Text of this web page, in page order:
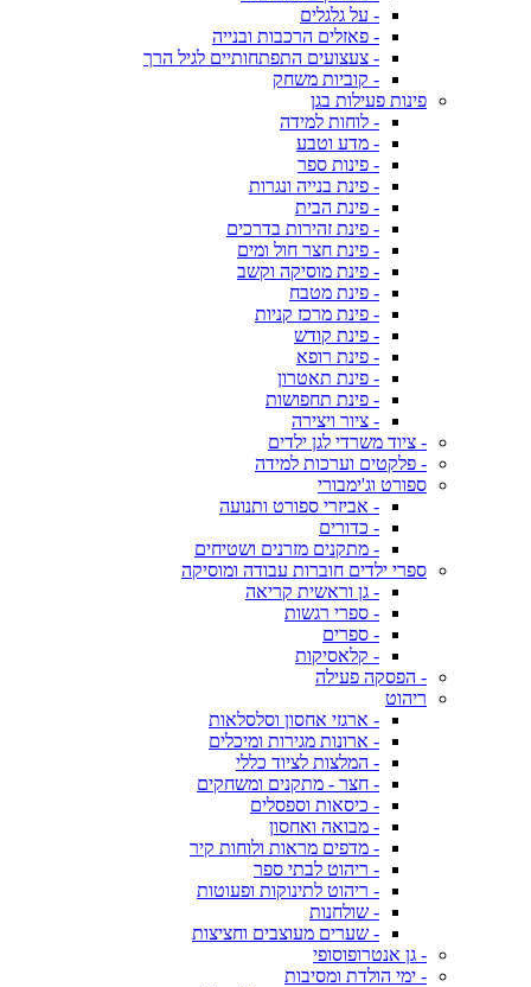
- על גלגלים
- פאזלים הרכבות ובנייה
- צעצועים התפתחותיים לגיל הרך
- קוביות משחק
פינות פעילות בגן
- לוחות למידה
- מדע וטבע
- פינות ספר
- פינת בנייה ונגרות
- פינת הבית
- פינת זהירות בדרכים
- פינת חצר חול ומים
- פינת מוסיקה וקשב
- פינת מטבח
- פינת מרכז קניות
- פינת קודש
- פינת רופא
- פינת תאטרון
- פינת תחפושות
- ציור ויצירה
- ציוד משרדי לגן ילדים
- פלקטים וערכות למידה
ספורט וג'ימבורי
- אביזרי ספורט ותנועה
- כדורים
- מתקנים מזרנים ושטיחים
ספרי ילדים חוברות עבודה ומוסיקה
- גן וראשית קריאה
- ספרי רגשות
- ספרים
- קלאסיקות
- הפסקה פעילה
ריהוט
- ארגזי אחסון וסלסלאות
- ארונות מגירות ומיכלים
- המלצות לציוד כללי
- חצר - מתקנים ומשחקים
- כיסאות וספסלים
- מבואה ואחסון
- מדפים מראות ולוחות קיר
- ריהוט לבתי ספר
- ריהוט לתינוקות ופעוטות
- שולחנות
- שערים מעוצבים וחציצות
- גן אנטרופוסופי
- ימי הולדת ומסיבות